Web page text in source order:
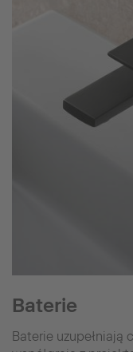
Baterie
Baterie uzupełniają